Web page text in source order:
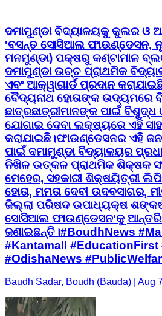
ଦମାମୁଣ୍ଡା ବିଦ୍ୟାଳୟକୁ କୁଲର ଓ
'ବସନ୍ତ ସୋସିଆଲ ଫାଉଣ୍ଡେସନ,
ମନମୁଣ୍ଡା) ପକ୍ଷରୁ କଣ୍ଟାମାଳ
ଦମାମୁଣ୍ଡା ଉଚ୍ଚ ପ୍ରାଥମିକ
ଏବଂ ଆକ୍ୱାଗାର୍ଡ ପ୍ରଦାନ
ବୈଦ୍ୟନାଥ ହୋତାଙ୍କ ଉଦ୍ୟମରେ
ଛାତ୍ରଛାତ୍ରୀମାନଙ୍କ ପାଇଁ ବିଶୁଦ୍ଧ
ଯୋଗାଇ ଦେବା ଲକ୍ଷ୍ୟରେ ଏହି
କରାଯାଇଛି। ​ଫାଉଣ୍ଡେସନର ଏହି
ପାଇଁ ଦମାମୁଣ୍ଡା ବିଦ୍ୟାଳୟର
ନିଖିଳ ଉତ୍କଳ ପ୍ରାଥମିକ ଶିକ୍ଷକ
ମେହେର, ସହକାରୀ ଶିକ୍ଷୟିତ୍ରୀ
ହୋତା, ମମତା ଦେବୀ ଉଦବସାଗର,
ଜିଲ୍ଲା ପରିଷଦ ଉପାଧ୍ୟକ୍ଷ
ସୋସିଆଲ ଫାଉଣ୍ଡେସନ'କୁ ଆନ୍ତରିକ
ଜଣାଇଛନ୍ତି। ​#BoudhNews
#Kantamall #EducationFirst
#OdishaNews
Baudh Sadar, Boudh (Bauda) | Aug